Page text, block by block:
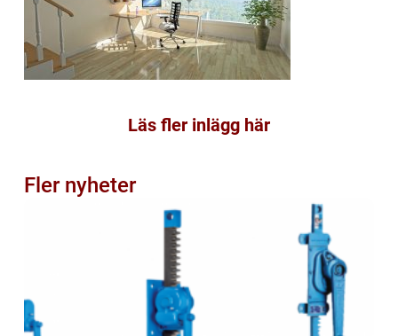
Läs fler inlägg här
Fler nyheter